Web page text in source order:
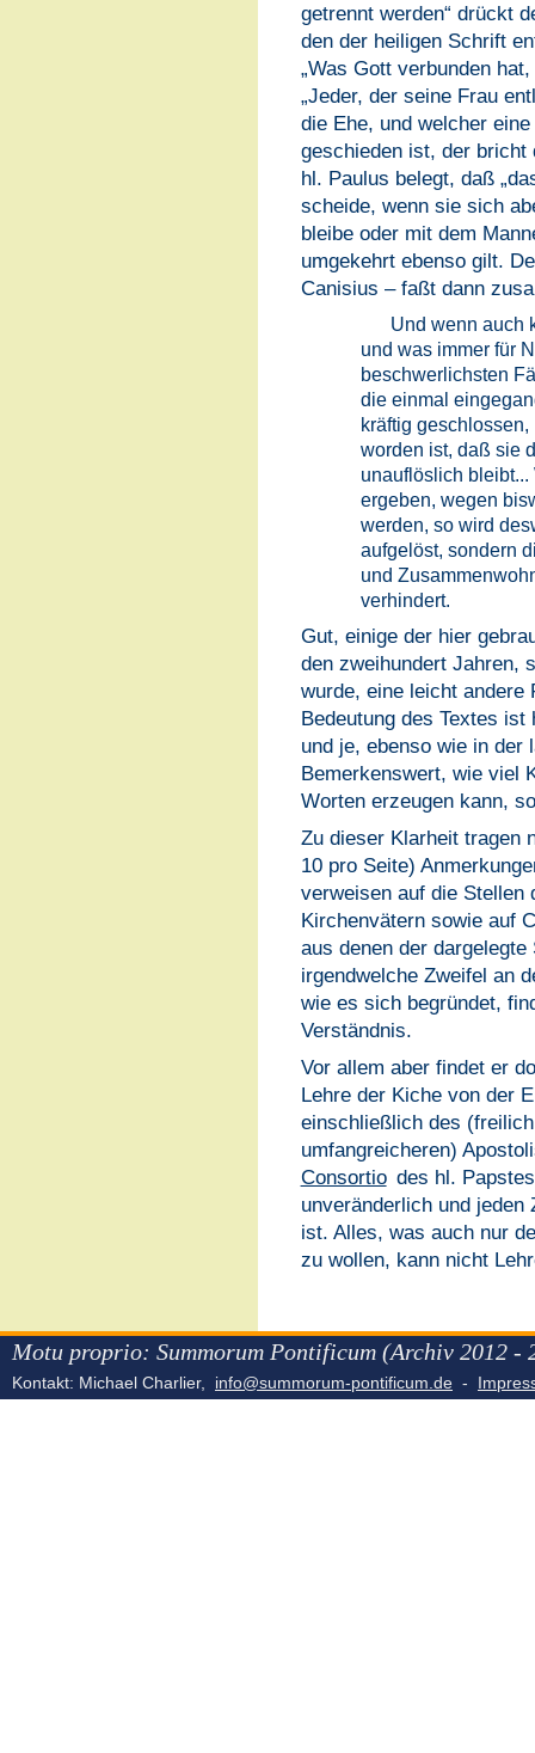
getrennt werden“ drückt
den der heiligen Schrift
„Was Gott verbunden
„Jeder, der seine Frau
die Ehe, und welcher
geschieden ist, der bricht
hl. Paulus belegt, daß
scheide, wenn sie sich
bleibe oder mit dem
umgekehrt ebenso gilt.
Canisius – faßt dann
Und wenn auch
und was immer für
beschwerlichsten
die einmal
kräftig
worden ist, daß sie
unauflöslich
ergeben, wegen
werden, so wird
aufgelöst, sondern
und
verhindert.
Gut, einige der hier
den zweihundert Jahren,
wurde, eine leicht andere
Bedeutung des Textes
und je, ebenso wie in der
Bemerkenswert, wie viel
Worten erzeugen kann,
Zu dieser Klarheit tragen
10 pro Seite)
verweisen auf die Stellen
Kirchenvätern sowie auf
aus denen der
irgendwelche Zweifel an
wie es sich begründet,
Verständnis.
Vor allem aber findet er
Lehre der Kiche von der
einschließlich des
umfangreicheren)
Consortio des hl.
unveränderlich und
ist. Alles, was auch nur
zu wollen, kann nicht
Motu proprio: Summorum Pontificum (Archiv 2012 -
Kontakt: Michael Charlier, info@summorum-pontificum.de -